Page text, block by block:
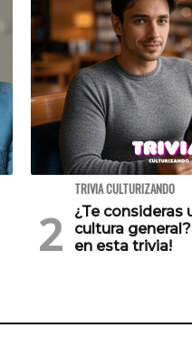
TRIVIA CULTURIZANDO
¿Te consideras
cultura
en esta trivia!